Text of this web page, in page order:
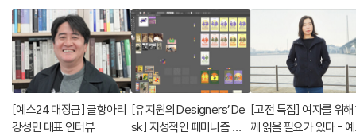
[예스24 대장금] 글항아리
강성민 대표 인터뷰
[유지원의 Designers’ De
sk] 지성적인 페미니즘 북
[고전 특집] 여자를 위해
께 읽을 필요가 있다 -